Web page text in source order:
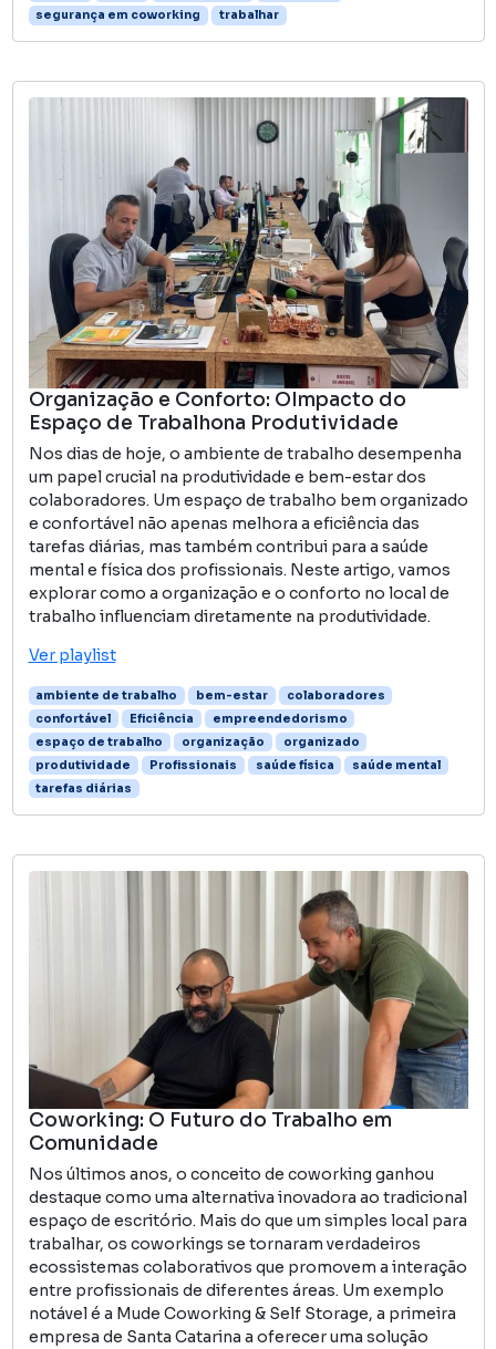
segurança em coworking
trabalhar
Organização e Conforto: OImpacto do
Espaço de Trabalhona Produtividade
Nos dias de hoje, o ambiente de trabalho desempenha
um papel crucial na produtividade e bem-estar dos
colaboradores. Um espaço de trabalho bem organizado
e confortável não apenas melhora a eficiência das
tarefas diárias, mas também contribui para a saúde
mental e física dos profissionais. Neste artigo, vamos
explorar como a organização e o conforto no local de
trabalho influenciam diretamente na produtividade.
Ver playlist
ambiente de trabalho bem-estar
colaboradores
confortável
Eficiência
empreendedorismo
espaço de trabalho
organização
organizado
produtividade
Profissionais saúde física
saúde mental
tarefas diárias
Coworking: O Futuro do Trabalho em
Comunidade
Nos últimos anos, o conceito de coworking ganhou
destaque como uma alternativa inovadora ao tradicional
espaço de escritório. Mais do que um simples local para
trabalhar, os coworkings se tornaram verdadeiros
ecossistemas colaborativos que promovem a interação
entre profissionais de diferentes áreas. Um exemplo
notável é a Mude Coworking & Self Storage, a primeira
empresa de Santa Catarina a oferecer uma solução